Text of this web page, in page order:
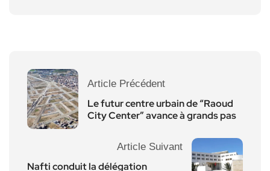
Article Précédent
Le futur centre urbain de “Raoud
City Center” avance à grands pas
Article Suivant
Nafti conduit la délégation